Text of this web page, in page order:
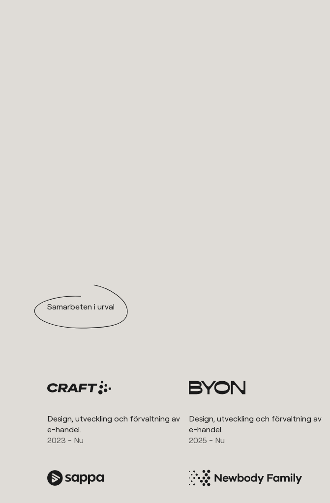
Samarbeten i urval
Design, utveckling och förvaltning av
e-handel.
2023 - Nu
Design, utveckling och förvaltning av
e-handel.
2025 - Nu